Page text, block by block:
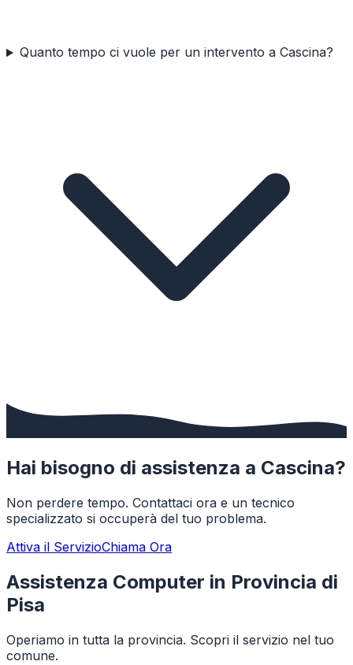
Quanto tempo ci vuole per un intervento a Cascina?
Hai bisogno di assistenza a Cascina?
Non perdere tempo. Contattaci ora e un tecnico
specializzato si occuperà del tuo problema.
Attiva il ServizioChiama Ora
Assistenza Computer in Provincia di
Pisa
Operiamo in tutta la provincia. Scopri il servizio nel tuo
comune.